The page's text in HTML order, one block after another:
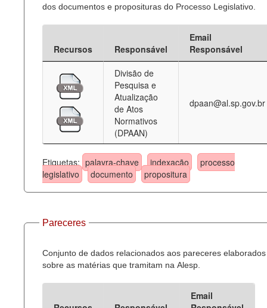
dos documentos e proposituras do Processo Legislativo.
Recursos Responsável
Email
Responsável
Divisão de
Pesquisa e
Atualização
de Atos
Normativos
(DPAAN)
dpaan@al.sp.gov.br
Etiquetas: palavra-chave indexação
processo
legislativo
documento propositura
Pareceres
Conjunto de dados relacionados aos pareceres elaborados
sobre as matérias que tramitam na Alesp.
Email